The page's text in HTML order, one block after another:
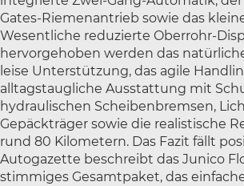
Gates-Riemenantrieb sowie das
Wesentliche reduzierte Oberrohr-
hervorgehoben werden das
leise Unterstützung, das agile
alltagstaugliche Ausstattung mit
hydraulischen Scheibenbremsen,
Gepäckträger sowie die realistische
rund 80 Kilometern. Das Fazit fällt
Autogazette beschreibt das Junico
stimmiges Gesamtpaket, das